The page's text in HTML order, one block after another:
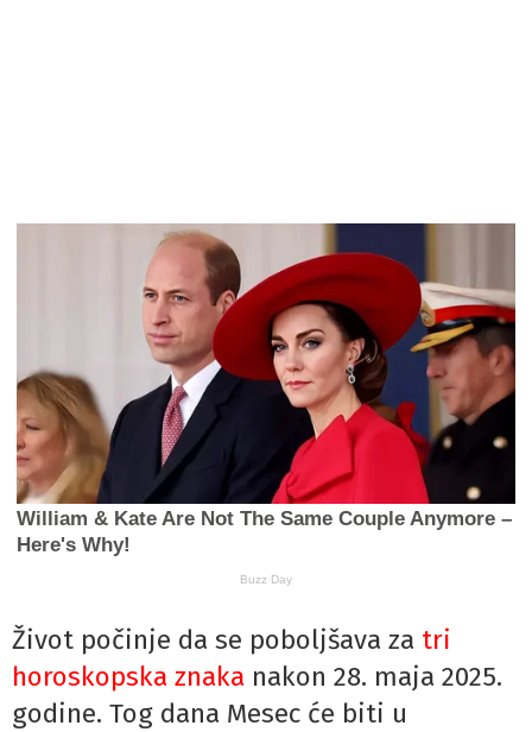
Život počinje da se poboljšava za tri
horoskopska znaka nakon 28. maja 2025.
godine. Tog dana Mesec će biti u